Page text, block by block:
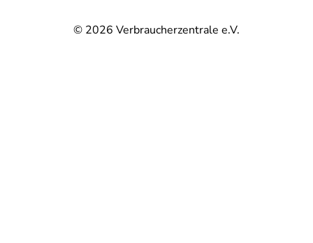
© 2026 Verbraucherzentrale e.V.